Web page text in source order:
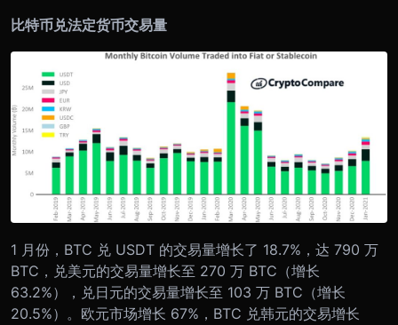
比特币兑法定货币交易量
1 月份，BTC 兑 USDT 的交易量增长了 18.7%，达 790 万
BTC，兑美元的交易量增长至 270 万 BTC（增长
63.2%），兑日元的交易量增长至 103 万 BTC（增长
20.5%）。欧元市场增长 67%，BTC 兑韩元的交易增长